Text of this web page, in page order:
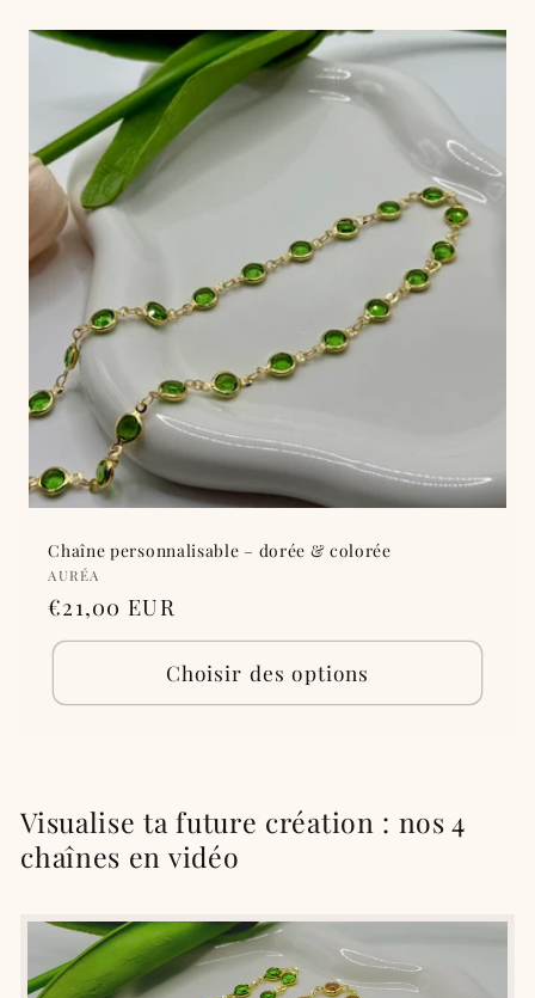
Chaîne personnalisable – dorée & colorée
Fournisseur :
AURÉA
Prix
habituel
€21,00 EUR
Choisir des options
Visualise ta future création : nos 4
chaînes en vidéo